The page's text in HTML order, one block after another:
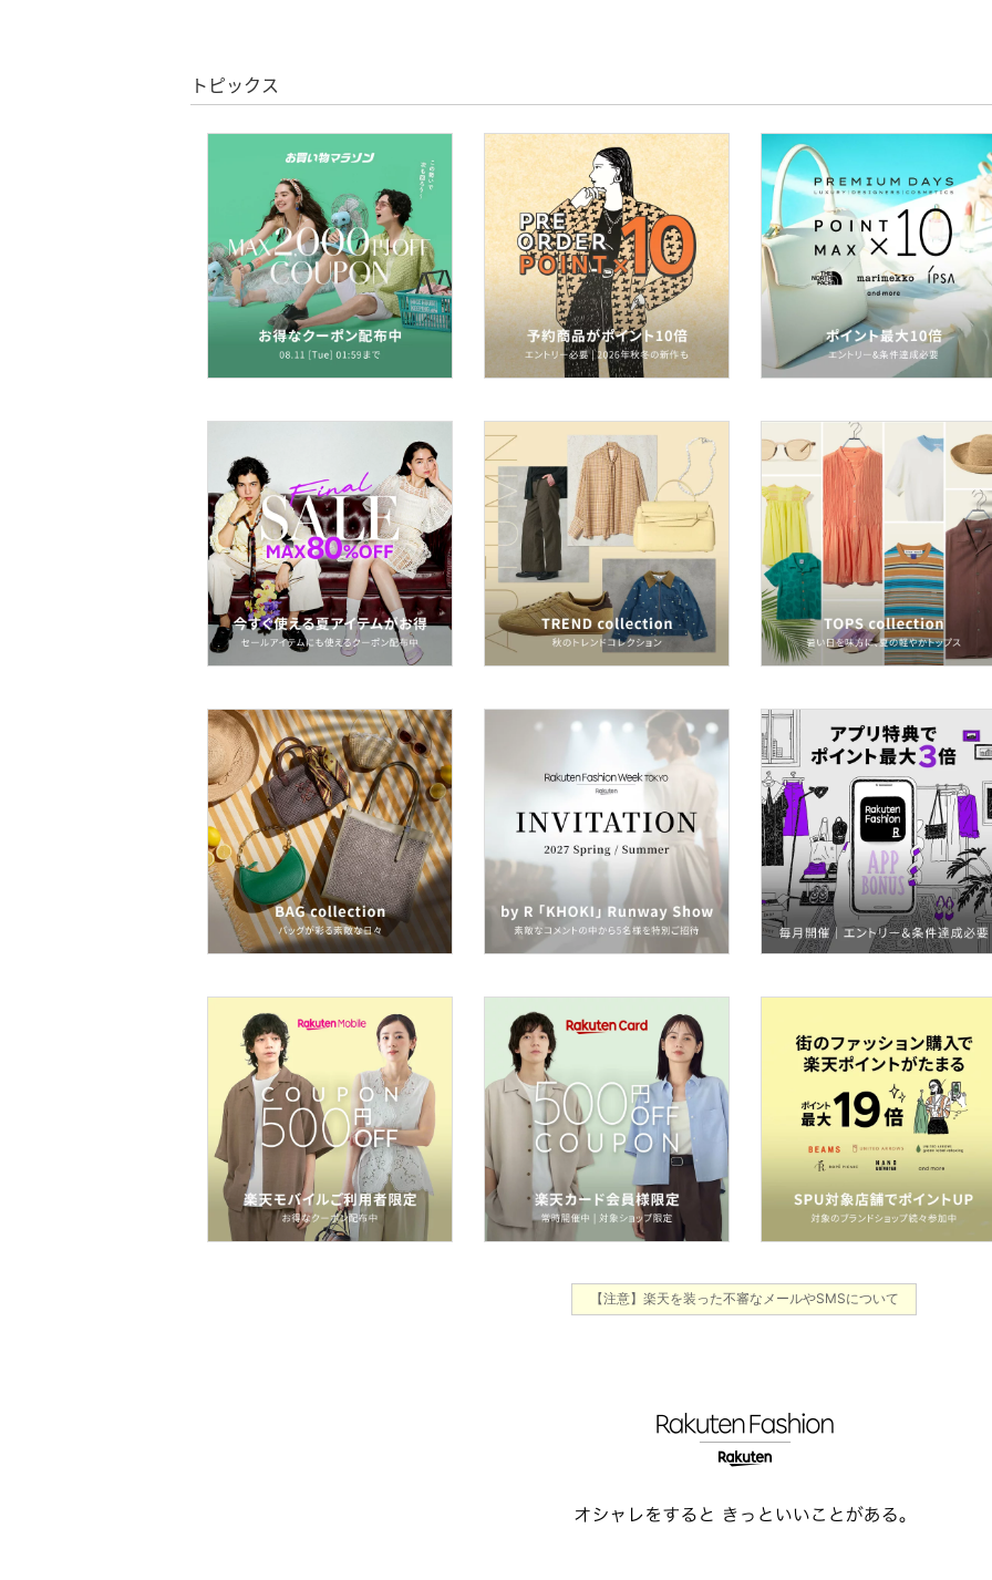
文房具
福袋・ギフト・その他
トピックス
【注意】楽天を装った不審なメールやSMSについて